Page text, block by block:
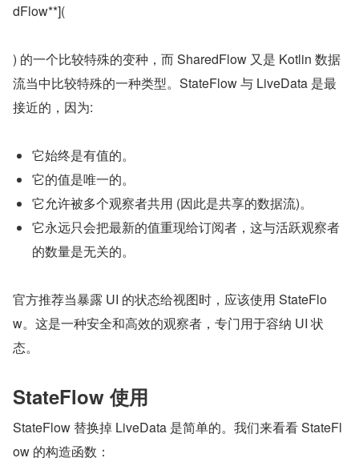
dFlow**](
) 的一个比较特殊的变种，而 SharedFlow 又是 Kotlin 数据
流当中比较特殊的一种类型。StateFlow 与 LiveData 是最
接近的，因为:
它始终是有值的。
它的值是唯一的。
它允许被多个观察者共用 (因此是共享的数据流)。
它永远只会把最新的值重现给订阅者，这与活跃观察者
的数量是无关的。
官方推荐当暴露 UI 的状态给视图时，应该使用 StateFlo
w。这是一种安全和高效的观察者，专门用于容纳 UI 状
态。
StateFlow 使用
StateFlow 替换掉 LiveData 是简单的。我们来看看 StateFl
ow 的构造函数：